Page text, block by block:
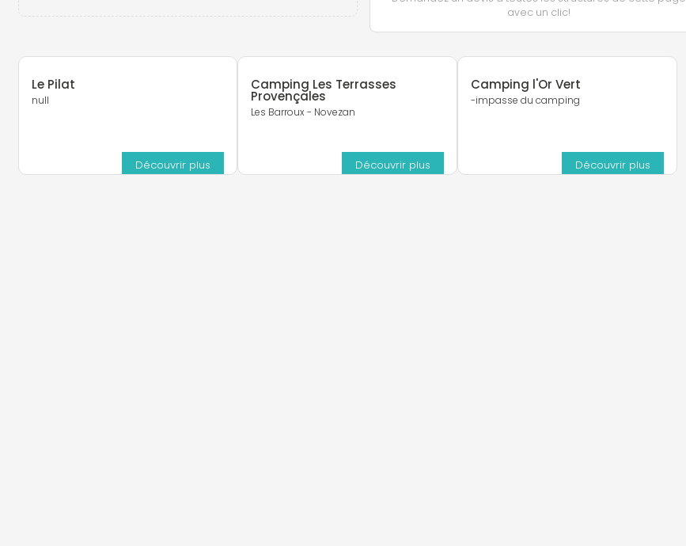
avec un clic!
Le Pilat
null
Découvrir plus
Camping Les Terrasses
Provençales
Les Barroux - Novezan
Découvrir plus
Camping l'Or Vert
-impasse du camping
Découvrir plus